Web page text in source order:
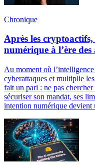
Chronique
Après les
numérique à l’ère
Au moment où
cyberattaques et multiplie
fait un pari : ne pas
sécuriser son mandat, ses
intention numérique devient